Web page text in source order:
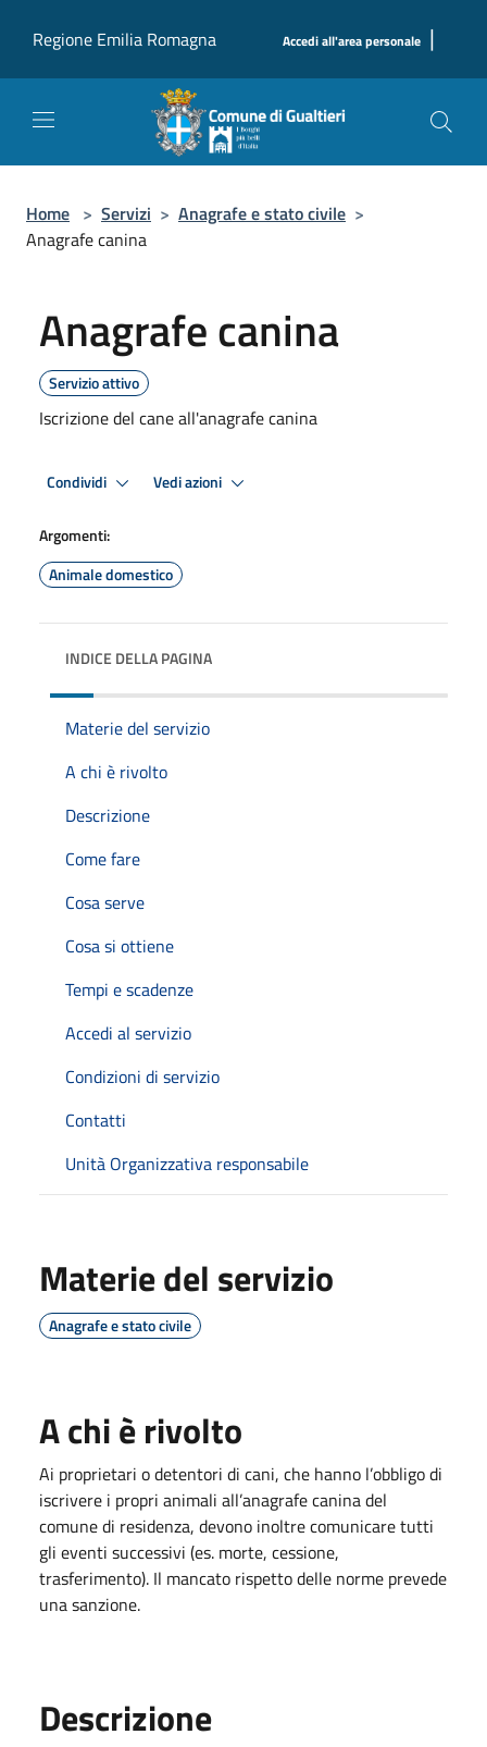
Regione Emilia Romagna
Accedi all'area personale |
Home > Servizi > Anagrafe e stato civile >
Anagrafe canina
Anagrafe canina
Servizio attivo
Iscrizione del cane all'anagrafe canina
Condividi Vedi azioni
Argomenti:
Animale domestico
INDICE DELLA PAGINA
Materie del servizio
A chi è rivolto
Descrizione
Come fare
Cosa serve
Cosa si ottiene
Tempi e scadenze
Accedi al servizio
Condizioni di servizio
Contatti
Unità Organizzativa responsabile
Materie del servizio
Anagrafe e stato civile
A chi è rivolto
Ai proprietari o detentori di cani, che hanno l’obbligo di
iscrivere i propri animali all’anagrafe canina del
comune di residenza, devono inoltre comunicare tutti
gli eventi successivi (es. morte, cessione,
trasferimento). Il mancato rispetto delle norme prevede
una sanzione.
Descrizione